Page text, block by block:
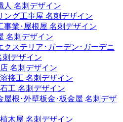
人 名刺デザイン
ング工事屋 名刺デザイン
事業･屋根屋 名刺デザイン
名刺デザイン
クステリア･ガーデン･ガーデニ
刺デザイン
名刺デザイン
接工 名刺デザイン
工 名刺デザイン
屋根･外壁板金･板金屋 名刺デザ
木屋 名刺デザイン